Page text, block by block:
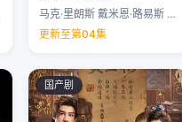
马克·里朗斯 戴米恩·路易斯 凯特·菲利普斯 托马斯·布罗迪-桑斯特 …
更新至第04集
国产剧